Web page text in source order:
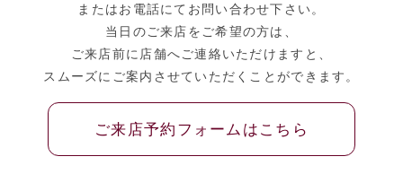
またはお電話にてお問い合わせ下さい。
当日のご来店をご希望の方は、
ご来店前に店舗へご連絡いただけますと、
スムーズにご案内させていただくことができます。
ご来店予約フォームはこちら